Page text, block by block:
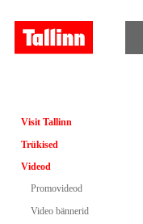
Visit Tallinn
Trükised
Videod
Promovideod
Video bännerid